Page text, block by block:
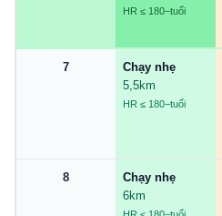
HR ≤ 180−tuổi
7
Chạy nhẹ
5,5km
HR ≤ 180−tuổi
8
Chạy nhẹ
6km